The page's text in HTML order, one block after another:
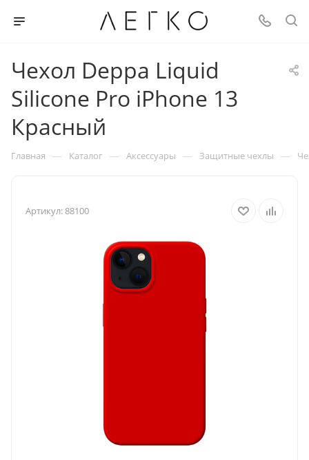
Чехол Deppa Liquid
Silicone Pro iPhone 13
Красный
Главная — Каталог — Аксессуары — Защитные чехлы —
Артикул:88100